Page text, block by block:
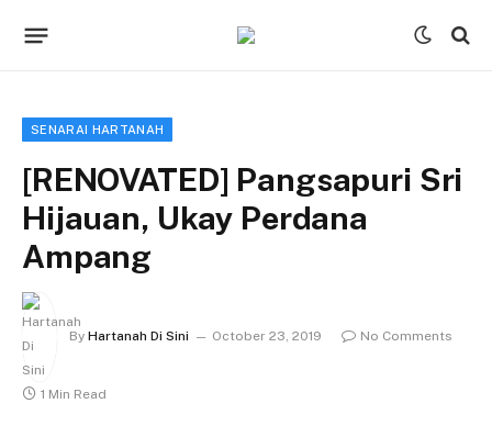
SENARAI HARTANAH
[RENOVATED] Pangsapuri Sri
Hijauan, Ukay Perdana
Ampang
By Hartanah Di Sini October 23, 2019 No Comments
1 Min Read